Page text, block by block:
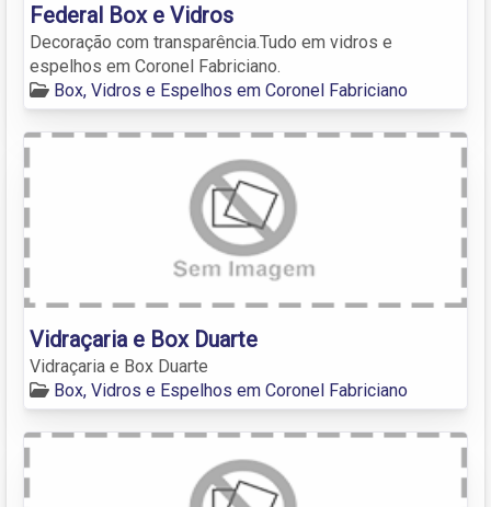
Federal Box e Vidros
Decoração com transparência.Tudo em vidros e
espelhos em Coronel Fabriciano.
Box, Vidros e Espelhos em Coronel Fabriciano
Vidraçaria e Box Duarte
Vidraçaria e Box Duarte
Box, Vidros e Espelhos em Coronel Fabriciano